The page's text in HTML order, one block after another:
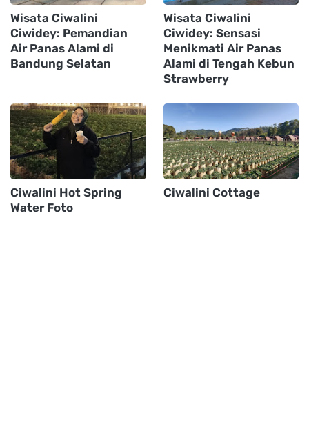
Wisata Ciwalini
Ciwidey: Pemandian
Air Panas Alami di
Bandung Selatan
Wisata Ciwalini
Ciwidey: Sensasi
Menikmati Air Panas
Alami di Tengah Kebun
Strawberry
Ciwalini Hot Spring
Water Foto
Ciwalini Cottage